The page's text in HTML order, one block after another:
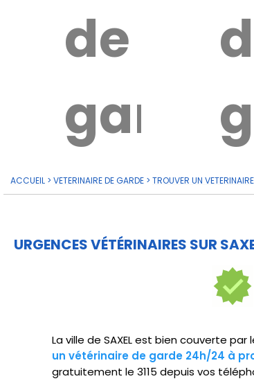
de
garde?
ACCUEIL > VETERINAIRE DE GARDE > TROUVER UN VETERINAIRE
URGENCES VÉTÉRINAIRES SUR
La ville de SAXEL est bien couverte par
un vétérinaire de garde 24h/24 à
gratuitement le 3115 depuis vos